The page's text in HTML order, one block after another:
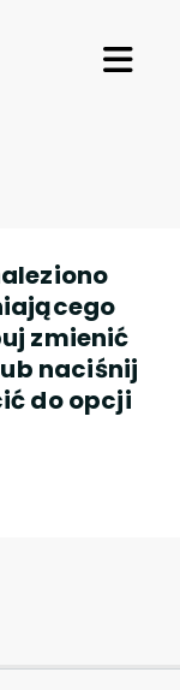
zmienić
naciśnij
do opcji